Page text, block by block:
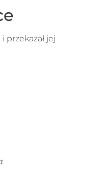
przekazał jej